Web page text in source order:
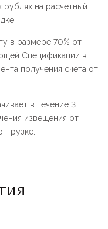
рублях на расчетный
в размере 70% от
Спецификации в
получения счета от
в течение 3
извещения от